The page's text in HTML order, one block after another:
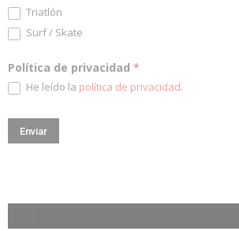
Triatlón
Surf / Skate
Política de privacidad *
He leído la política de privacidad.